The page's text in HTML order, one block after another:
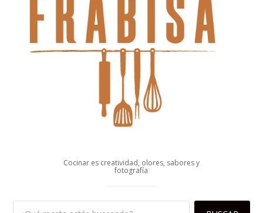
Cocinar es creatividad, olores, sabores y
fotografía